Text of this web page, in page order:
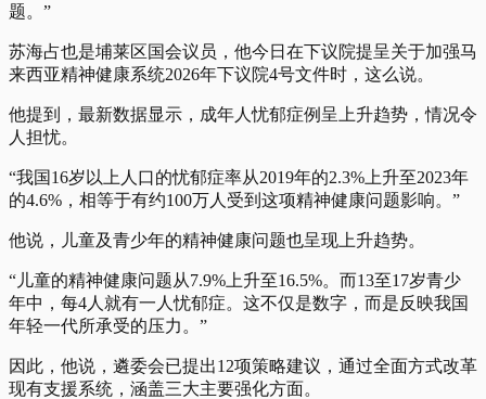
题。”
苏海占也是埔莱区国会议员，他今日在下议院提呈关于加强马
来西亚精神健康系统2026年下议院4号文件时，这么说。
他提到，最新数据显示，成年人忧郁症例呈上升趋势，情况令
人担忧。
“我国16岁以上人口的忧郁症率从2019年的2.3%上升至2023年
的4.6%，相等于有约100万人受到这项精神健康问题影响。”
他说，儿童及青少年的精神健康问题也呈现上升趋势。
“儿童的精神健康问题从7.9%上升至16.5%。而13至17岁青少
年中，每4人就有一人忧郁症。这不仅是数字，而是反映我国
年轻一代所承受的压力。”
因此，他说，遴委会已提出12项策略建议，通过全面方式改革
现有支援系统，涵盖三大主要强化方面。